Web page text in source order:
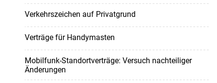
Verkehrszeichen auf Privatgrund
Verträge für Handymasten
Mobilfunk-Standortverträge: Versuch nachteiliger
Änderungen